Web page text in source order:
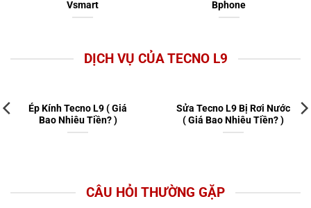
Vsmart Bphone
DỊCH VỤ CỦA TECNO L9
Ép Kính Tecno L9 ( Giá
Bao Nhiêu Tiền? )
Sửa Tecno L9 Bị Rơi Nước
( Giá Bao Nhiêu Tiền? )
CÂU HỎI THƯỜNG GẶP